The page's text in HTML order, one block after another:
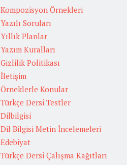
Kompozisyon Örnekleri
Yazılı Soruları
Yıllık Planlar
Yazım Kuralları
Gizlilik Politikası
İletişim
Örneklerle Konular
Türkçe Dersi Testler
Dilbilgisi
Dil Bilgisi Metin İncelemeleri
Edebiyat
Türkçe Dersi Çalışma Kağıtları